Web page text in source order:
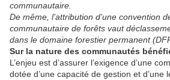
communautaire.
De même, l’attribution d’une convention
communautaire de forêts vaut
dans le domaine forestier permanent
Sur la nature des communautés
L’enjeu est d’assurer l’exigence d’une
dotée d’une capacité de gestion et d’une